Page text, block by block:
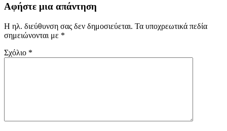
Αφήστε μια απάντηση
Η ηλ. διεύθυνση σας δεν δημοσιεύεται. Τα υποχρεωτικά πεδία
σημειώνονται με *
Σχόλιο *